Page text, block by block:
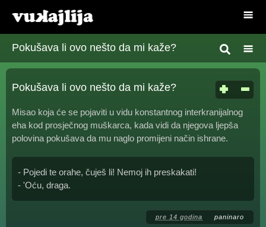
Pokušava li ovo nešto da mi kaže?
Pokušava li ovo nešto da mi kaže?
Misao koja će se pojaviti u vidu konstantnog interkranijalnog
eha kod prosječnog muškarca, kada vidi da njegova ljepša
polovina pokušava da mu naglo promijeni način ishrane.
- Pojedi te orahe, čuješ li! Nemoj ih preskakati!
- 'Oću, draga.
pre 14 godina paninaro